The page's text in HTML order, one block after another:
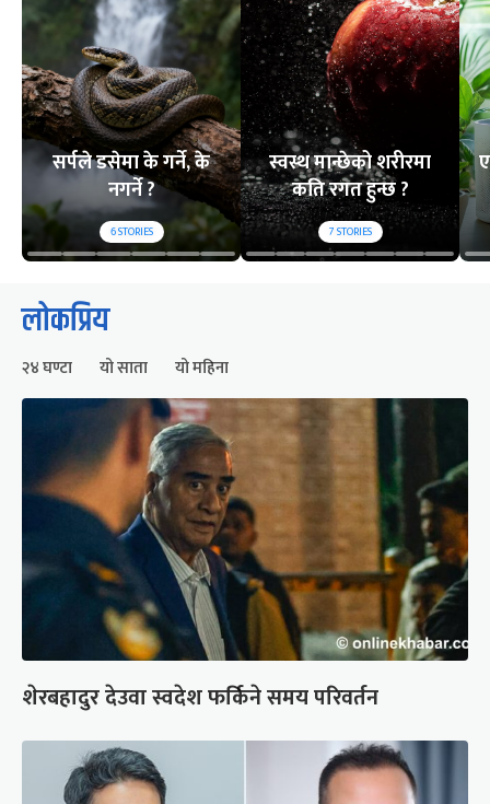
सर्पले डसेमा के गर्ने, के
नगर्ने ?
6STORIES
स्वस्थ मान्छेको शरीरमा
कति रगत हुन्छ ?
7STORIES
लोकप्रिय
२४ घण्टा यो साता यो महिना
शेरबहादुर देउवा स्वदेश फर्किने समय परिवर्तन